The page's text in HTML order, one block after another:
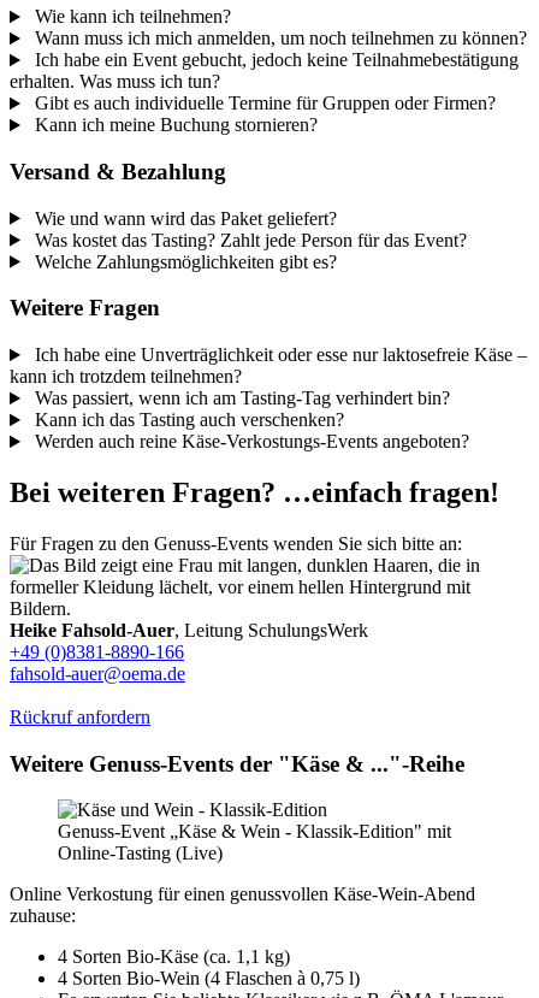
Wie kann ich teilnehmen?
Wann muss ich mich anmelden, um noch teilnehmen zu können?
Ich habe ein Event gebucht, jedoch keine Teilnahmebestätigung
erhalten. Was muss ich tun?
Gibt es auch individuelle Termine für Gruppen oder Firmen?
Kann ich meine Buchung stornieren?
Versand & Bezahlung
Wie und wann wird das Paket geliefert?
Was kostet das Tasting? Zahlt jede Person für das Event?
Welche Zahlungsmöglichkeiten gibt es?
Weitere Fragen
Ich habe eine Unverträglichkeit oder esse nur laktosefreie Käse –
kann ich trotzdem teilnehmen?
Was passiert, wenn ich am Tasting-Tag verhindert bin?
Kann ich das Tasting auch verschenken?
Werden auch reine Käse-Verkostungs-Events angeboten?
Bei weiteren Fragen? …einfach fragen!
Für Fragen zu den Genuss-Events wenden Sie sich bitte an:
Heike Fahsold-Auer, Leitung SchulungsWerk
+49 (0)8381-8890-166
fahsold-auer@oema.de
Rückruf anfordern
Weitere Genuss-Events der "Käse & ..."-Reihe
Genuss-Event „Käse & Wein - Klassik-Edition" mit
Online-Tasting (Live)
Online Verkostung für einen genussvollen Käse-Wein-Abend
zuhause:
4 Sorten Bio-Käse (ca. 1,1 kg)
4 Sorten Bio-Wein (4 Flaschen à 0,75 l)